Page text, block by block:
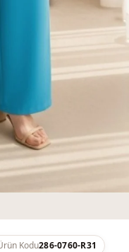
Kodu286-0760-R31